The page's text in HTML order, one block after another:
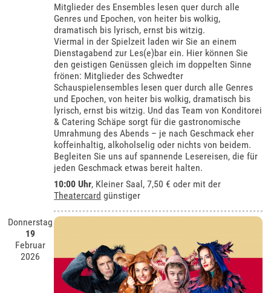
Mitglieder des Ensembles lesen quer durch alle
Genres und Epochen, von heiter bis wolkig,
dramatisch bis lyrisch, ernst bis witzig.
Viermal in der Spielzeit laden wir Sie an einem
Dienstagabend zur Les(e)bar ein. Hier können Sie
den geistigen Genüssen gleich im doppelten Sinne
frönen: Mitglieder des Schwedter
Schauspielensembles lesen quer durch alle Genres
und Epochen, von heiter bis wolkig, dramatisch bis
lyrisch, ernst bis witzig. Und das Team von Konditorei
& Catering Schäpe sorgt für die gastronomische
Umrahmung des Abends – je nach Geschmack eher
koffeinhaltig, alkoholselig oder nichts von beidem.
Begleiten Sie uns auf spannende Lesereisen, die für
jeden Geschmack etwas bereit halten.
10:00 Uhr, Kleiner Saal, 7,50 € oder mit der
Theatercard günstiger
Donnerstag
19
Februar
2026